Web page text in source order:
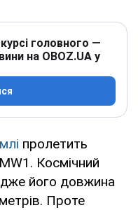
головного —
на OBOZ.UA у
пролетить
Космічний
його довжина
Проте